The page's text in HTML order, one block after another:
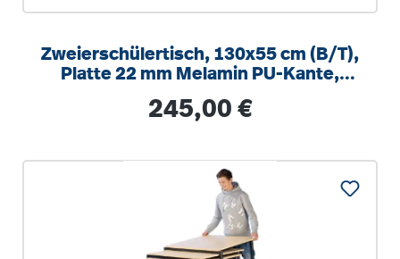
Zweierschülertisch, 130x55 cm (B/T),
Platte 22 mm Melamin PU-Kante,
Regulärer Preis:
245,00 €